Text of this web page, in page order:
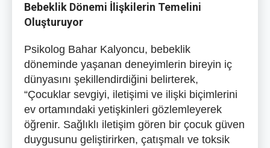
Bebeklik Dönemi İlişkilerin Temelini
Oluşturuyor
Psikolog Bahar Kalyoncu, bebeklik
döneminde yaşanan deneyimlerin bireyin iç
dünyasını şekillendirdiğini belirterek,
“Çocuklar sevgiyi, iletişimi ve ilişki biçimlerini
ev ortamındaki yetişkinleri gözlemleyerek
öğrenir. Sağlıklı iletişim gören bir çocuk güven
duygusunu geliştirirken, çatışmalı ve toksik